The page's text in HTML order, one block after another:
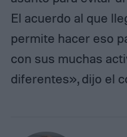
El acuerdo al que
permite hacer eso
con sus muchas
diferentes», dijo el